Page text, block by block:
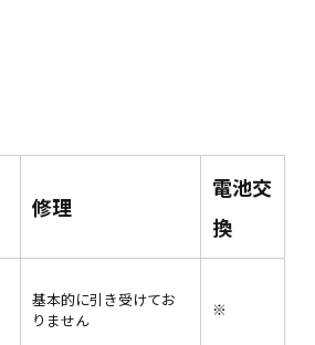
修理
電池交
換
基本的に引き受けてお
りません
※